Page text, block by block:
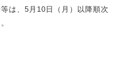
は、5月10日（月）以降順次